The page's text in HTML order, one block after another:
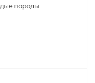
породы